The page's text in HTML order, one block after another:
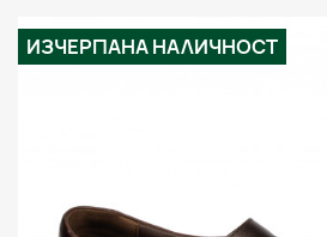
ИЗЧЕРПАНА НАЛИЧНОСТ